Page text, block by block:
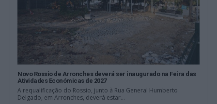
Novo Rossio de Arronches deverá ser inaugurado na Feira das
Atividades Económicas de 2027
A requalificação do Rossio, junto à Rua General Humberto
Delgado, em Arronches, deverá estar...